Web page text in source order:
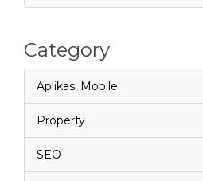
Category
Aplikasi Mobile
Property
SEO